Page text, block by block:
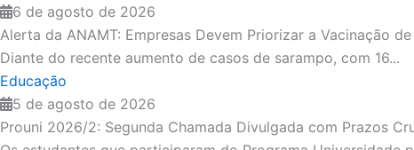
6 de agosto de 2026
Alerta da ANAMT: Empresas Devem Priorizar a Vacinação
Diante do recente aumento de casos de sarampo, com 16...
Educação
5 de agosto de 2026
Prouni 2026/2: Segunda Chamada Divulgada com Prazos